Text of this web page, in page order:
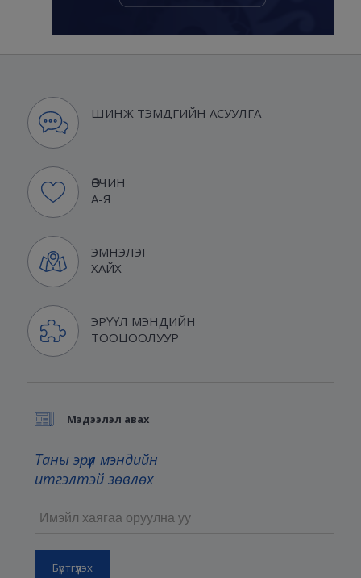
ШИНЖ ТЭМДГИЙН АСУУЛГА
ӨВЧИН
А-Я
ЭМНЭЛЭГ
ХАЙХ
ЭРҮҮЛ МЭНДИЙН
ТООЦООЛУУР
Мэдээлэл авах
Таны эрүүл мэндийн
итгэлтэй зөвлөх